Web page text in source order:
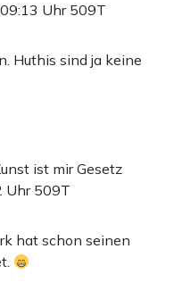
Uhr 509T
Huthis sind ja keine
ist mir Gesetz
Uhr 509T
hat schon seinen